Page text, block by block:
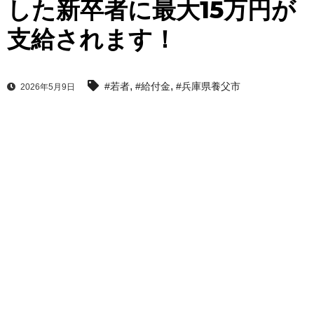
した新卒者に最大15万円が
支給されます！
2026年5月9日 #若者, #給付金, #兵庫県養父市